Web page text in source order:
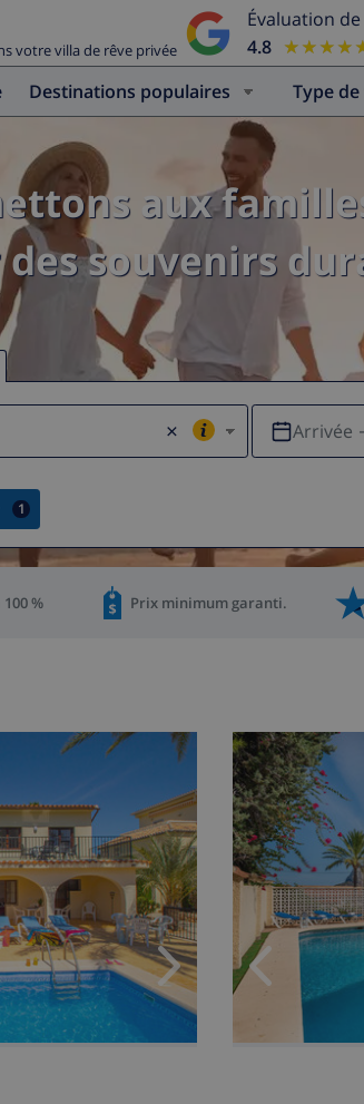
votre villa de rêve privée
Évaluation
4.8
Destinations populaires Type
aux
souvenirs
× Arrivée
1
% Prix minimum garanti.